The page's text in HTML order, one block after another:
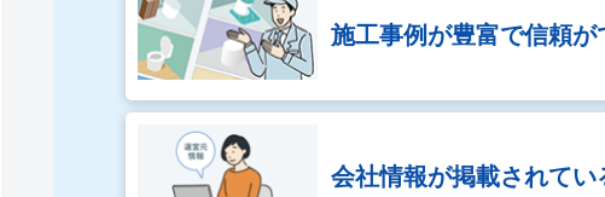
施工事例が豊富で信頼が
会社情報が掲載されてい